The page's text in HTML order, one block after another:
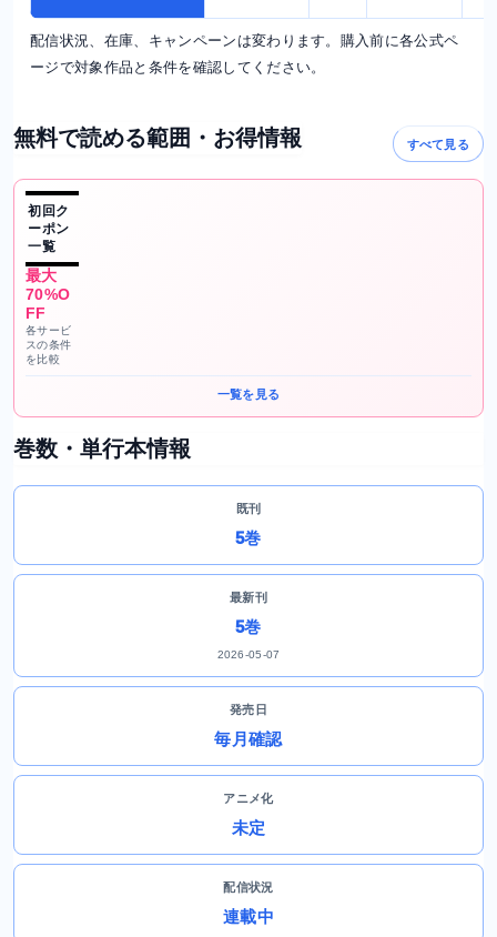
配信状況、在庫、キャンペーンは変わります。購入前に各公式ペ
ージで対象作品と条件を確認してください。
無料で読める範囲・お得情報 すべて見る
初回ク
ーポン
一覧
最大
70%O
FF
各サービ
スの条件
を比較
一覧を見る
巻数・単行本情報
既刊
5巻
最新刊
5巻
2026-05-07
発売日
毎月確認
アニメ化
未定
配信状況
連載中